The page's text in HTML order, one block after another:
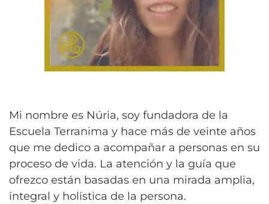
Mi nombre es Núria, soy fundadora de la
Escuela Terranima y hace más de veinte años
que me dedico a acompañar a personas en su
proceso de vida. La atención y la guía que
ofrezco están basadas en una mirada amplia,
integral y holística de la persona.